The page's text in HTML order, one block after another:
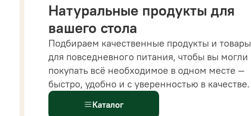
Натуральные продукты для
вашего стола
Подбираем качественные продукты и товары
для повседневного питания, чтобы вы могли
покупать всё необходимое в одном месте —
быстро, удобно и с уверенностью в качестве.
Каталог
вы найдете все от напитков и бакалеи до
сыров, десертов и готовых решений для
питания.Всёдля здорового и современного
доступнов одном каталоге.